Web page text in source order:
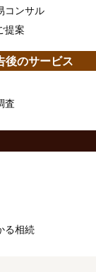
コンサル
提案
後のサービス
査
る相続